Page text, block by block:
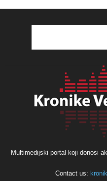
Multimedijski portal koji donosi
Contact us: